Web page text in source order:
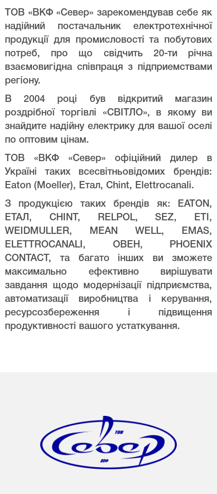
ТОВ «ВКФ «Север» зарекомендував себе як
надійний постачальник електротехнічної
продукції для промисловості та побутових
потреб, про що свідчить 20-ти річна
взаємовигідна співпраця з підприемствами
регіону.
В 2004 році був відкритий магазин
роздрібної торгівлі «СВІТЛО», в якому ви
знайдите надійну електрику для вашої оселі
по оптовим цінам.
ТОВ «ВКФ «Север» офіційний дилер в
Україні таких всесвітньовідомих брендів:
Eaton (Moeller), Етал, Chint, Elettrocanali.
З продукцією таких брендів як: EATON,
ЕТАЛ, CHINT, RELPOL, SEZ, ETI,
WEIDMULLER, MEAN WELL, EMAS,
ELETTROCANALI, ОВЕН, PHOENIX
CONTACT, та багато інших ви зможете
максимально ефективно вирішувати
завдання щодо модернізації підприємства,
автоматизації виробництва і керування,
ресурсозбереження і підвищення
продуктивності вашого устаткування.